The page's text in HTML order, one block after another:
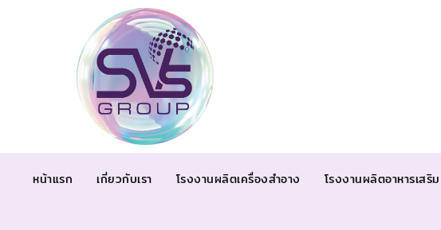
หน้าแรก เกี่ยวกับเรา โรงงานผลิตเครื่องสำอาง โรงงานผลิตอาหารเสริม